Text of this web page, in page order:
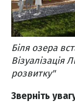
Біля озера
Візуалізація
розвитку"
Зверніть